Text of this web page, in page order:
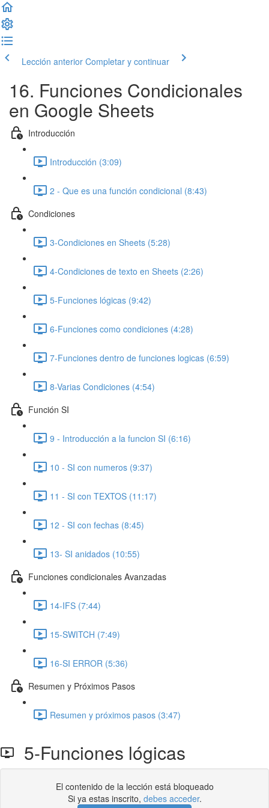
Lección anterior Completar y continuar
16. Funciones Condicionales
en Google Sheets
Introducción
Introducción (3:09)
2 - Que es una función condicional (8:43)
Condiciones
3-Condiciones en Sheets (5:28)
4-Condiciones de texto en Sheets (2:26)
5-Funciones lógicas (9:42)
6-Funciones como condiciones (4:28)
7-Funciones dentro de funciones logicas (6:59)
8-Varias Condiciones (4:54)
Función SI
9 - Introducción a la funcion SI (6:16)
10 - SI con numeros (9:37)
11 - SI con TEXTOS (11:17)
12 - SI con fechas (8:45)
13- SI anidados (10:55)
Funciones condicionales Avanzadas
14-IFS (7:44)
15-SWITCH (7:49)
16-SI ERROR (5:36)
Resumen y Próximos Pasos
Resumen y próximos pasos (3:47)
5-Funciones lógicas
El contenido de la lección está bloqueado
Si ya estas inscrito, debes acceder.